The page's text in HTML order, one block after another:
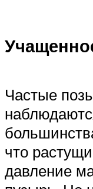
Частые
что
давление